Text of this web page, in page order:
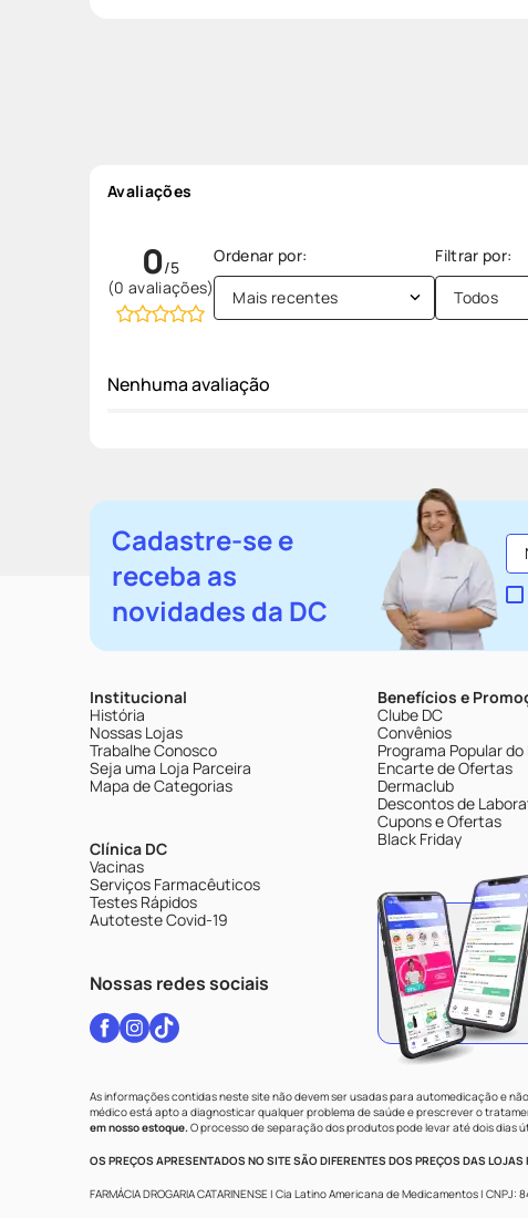
Avaliações
0
(0 avaliações) Mais recentes Todos
Nenhuma avaliação
Cadastre-se e
receba as
novidades da DC
Institucional
História
Nossas Lojas
Trabalhe Conosco
Seja uma Loja Parceira
Mapa de Categorias
Clínica DC
Vacinas
Serviços Farmacêuticos
Testes Rápidos
Autoteste Covid-19
Nossas redes sociais
Benefícios e
Clube DC
Convênios
Programa Popular do
Encarte de Ofertas
Dermaclub
Descontos de
Cupons e Ofertas
Black Friday
As informações contidas neste site não devem ser usadas para automedicação e
médico está apto a diagnosticar qualquer problema de saúde e prescrever o
em nosso estoque.O processo de separação dos produtos pode levar até dois dias
OS PREÇOS APRESENTADOS NO SITE SÃO DIFERENTES DOS PREÇOS DAS
FARMÁCIA DROGARIA CATARINENSE | Cia Latino Americana de Medicamentos |